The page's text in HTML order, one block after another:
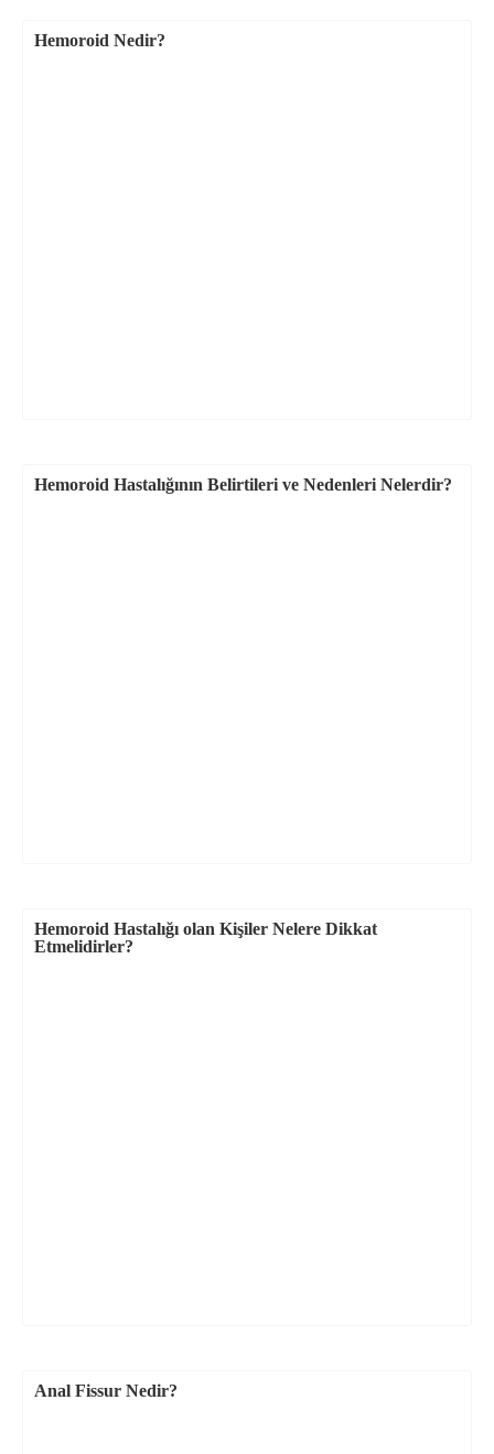
Hemoroid Nedir?
Hemoroid Hastalığının Belirtileri ve Nedenleri Nelerdir?
Hemoroid Hastalığı olan Kişiler Nelere Dikkat
Etmelidirler?
Anal Fissur Nedir?